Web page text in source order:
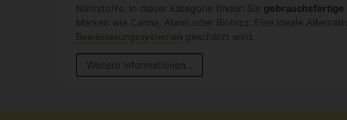
Nährstoffe. In dieser Kategorie finden Sie gebrauchsfertige
Marken wie Canna, Atami oder Biobizz. Eine ideale
Bewässerungssystemen geschätzt wird.
Weitere informationen...